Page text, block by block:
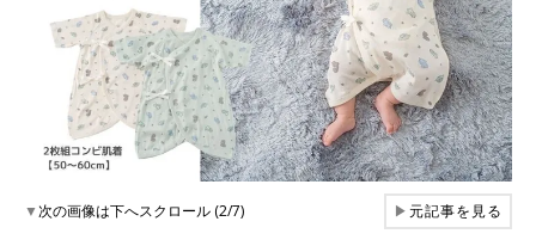
▼次の画像は下へスクロール (2/7) ▶元記事を見る